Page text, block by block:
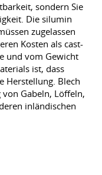
sondern Sie
Die silumin
zugelassen
Kosten als cast-
und vom Gewicht
ist, dass
Herstellung. Blech
Gabeln, Löffeln,
inländischen